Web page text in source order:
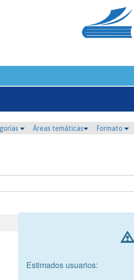
Áreas temáticas Formato
Estimados usuarios: